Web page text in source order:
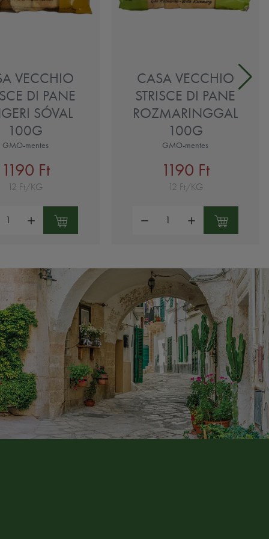
VECCHIO
DI PANE
SÓVAL
100G
GMO-mentes
1190 Ft
12 Ft/KG
CASA VECCHIO
STRISCE DI PANE
ROZMARINGGAL
100G
GMO-mentes
1190 Ft
12 Ft/KG